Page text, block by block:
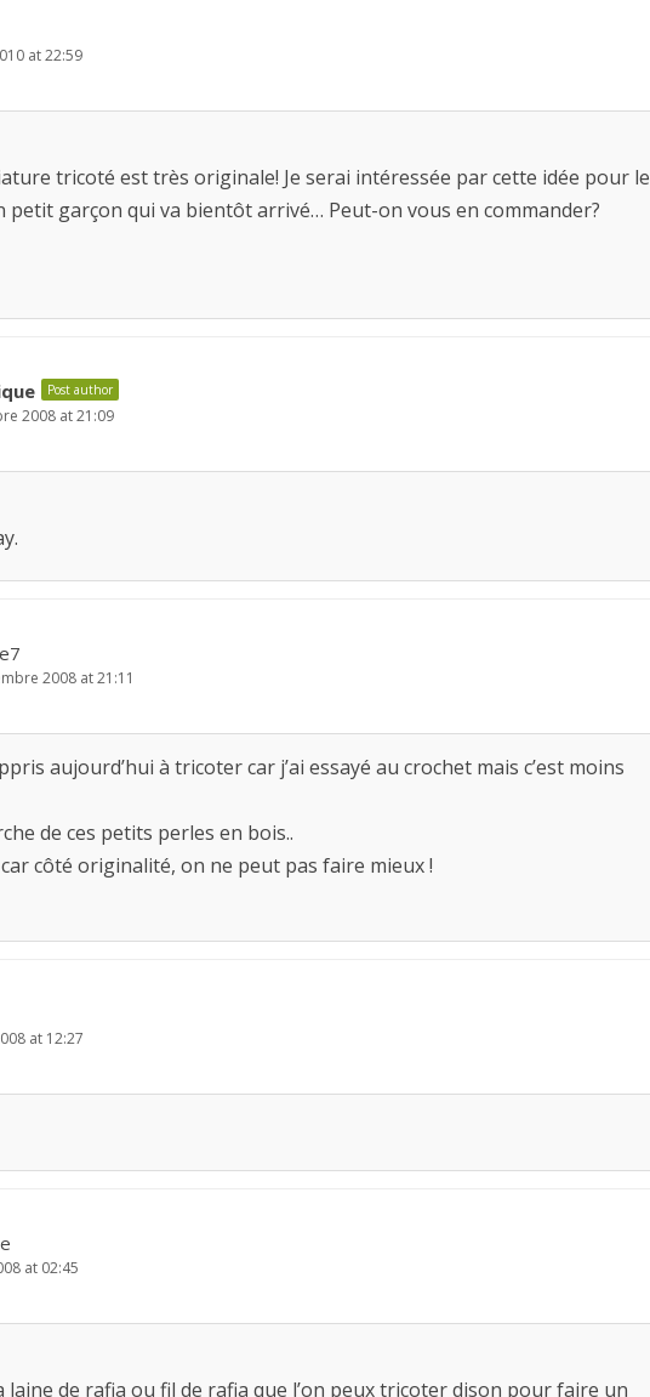
at 22:59
tricoté est très originale! Je serai intéressée par cette idée pour le
petit garçon qui va bientôt arrivé… Peut-on vous en commander?
Post author
2008 at 21:09
2008 at 21:11
aujourd’hui à tricoter car j’ai essayé au crochet mais c’est moins
de ces petits perles en bois..
côté originalité, on ne peut pas faire mieux !
at 12:27
at 02:45
laine de rafia ou fil de rafia que l’on peux tricoter dison pour faire un